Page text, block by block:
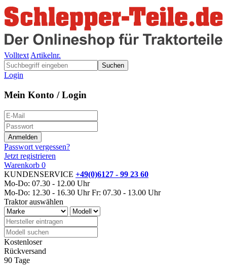
Volltext Artikelnr.
Suchen
Login
Mein Konto / Login
Passwort vergessen?
Jetzt registrieren
Warenkorb 0
KUNDENSERVICE +49(0)6127 - 99 23 60
Mo-Do: 07.30 - 12.00 Uhr
Mo-Do: 12.30 - 16.30 Uhr Fr: 07.30 - 13.00 Uhr
Traktor auswählen
Kostenloser
Rückversand
90 Tage